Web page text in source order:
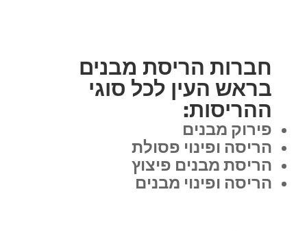
חברות הריסת מבנים
בראש העין לכל סוגי
ההריסות:
פירוק מבנים
הריסה ופינוי פסולת
הריסת מבנים פיצוץ
הריסה ופינוי מבנים